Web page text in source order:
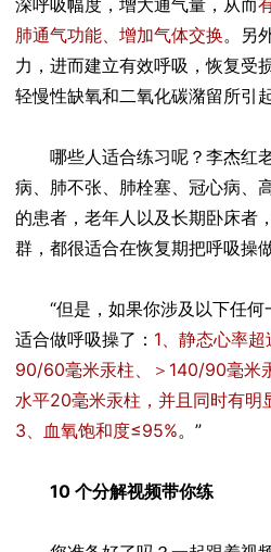
肺通气功能、增加气体交换。另
力，进而建立有效呼吸，恢复受
轻慢性缺氧和二氧化碳潴留所引
哪些人适合练习呢？李杰红
病、肺不张、肺栓塞、冠心病、
的患者，老年人以及长期卧床者
群，都很适合在恢复期把呼吸操
“但是，如果你涉及以下任
适合做呼吸操了： 1、静态心率
90/60毫米汞柱、＞140/90毫米
水平20毫米汞柱，并且同时有明
3、血氧饱和度≤95%。”
10 个分解视频带你练